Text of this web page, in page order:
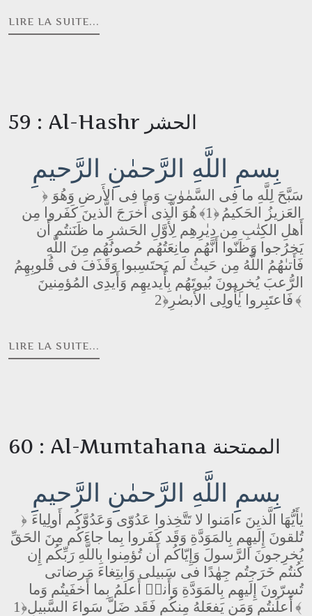
LIRE LA SUITE...
59 : Al-Hashr الحشر
بِسمِ اللَّهِ الرَّحمٰنِ الرَّحيمِ
﴿ سَبَّحَ لِلَّهِ ما فِى السَّمٰوٰتِ وَما فِى الأَرضِ وَهُوَ
العَزيزُ الحَكيمُ ﴿1﴾
هُوَ الَّذى أَخرَجَ الَّذينَ كَفَروا مِن
أَهلِ الكِتٰبِ مِن دِيٰرِهِم لِأَوَّلِ الحَشرِ ما ظَنَنتُم أَن
يَخرُجوا وَظَنّوا أَنَّهُم مانِعَتُهُم حُصونُهُم مِنَ اللَّهِ
فَأَتىٰهُمُ اللَّهُ مِن حَيثُ لَم يَحتَسِبوا وَقَذَفَ فى قُلوبِهِمُ
الرُّعبَ يُخرِبونَ بُيوتَهُم بِأَيديهِم وَأَيدِى المُؤمِنينَ
فَاعتَبِروا يٰأُولِى الأَبصٰرِ﴿2﴾
LIRE LA SUITE...
60 : Al-Mumtahana الممتحنة
بِسمِ اللَّهِ الرَّحمٰنِ الرَّحيمِ
﴿ يٰأَيُّهَا الَّذينَ ءامَنوا لا تَتَّخِذوا عَدُوّى وَعَدُوَّكُم أَولِياءَ
تُلقونَ إِلَيهِم بِالمَوَدَّةِ وَقَد كَفَروا بِما جاءَكُم مِنَ الحَقِّ
يُخرِجونَ الرَّسولَ وَإِيّاكُم أَن تُؤمِنوا بِاللَّهِ رَبِّكُم إِن
كُنتُم خَرَجتُم جِهٰدًا فى سَبيلى وَابتِغاءَ مَرضاتى
تُسِرّونَ إِلَيهِم بِالمَوَدَّةِ وَأَنا۠ أَعلَمُ بِما أَخفَيتُم وَما
أَعلَنتُم وَمَن يَفعَلهُ مِنكُم فَقَد ضَلَّ سَواءَ السَّبيلِ ﴿1﴾